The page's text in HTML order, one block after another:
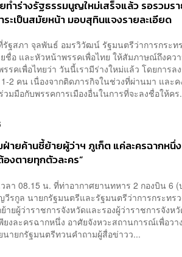
ทำร่างรัฐธรรมนูญใหม่เสร็จแล้ว รอรวมร
ระเป็นสมัยหน้า มอบสุทินแจงรายละเอียด
ฐสภา จุลพันธ์ อมรวิวัฒน์ รัฐมนตรีว่าการกระท
ชื่อ และหัวหน้าพรรคเพื่อไทย ให้สัมภาษณ์ถึงคว
รคเพื่อไทยว่า วันนี้เรามีร่างใหม่แล้ว โดยการล
2 คน เนื่องจากติดภารกิจในช่วงที่ผ่านมา และค
มมือกับพรรคการเมืองอื่นในการที่จะลงชื่อให้คร
ายค้านชี้ย้ายผู้ว่าฯ ภูเก็ต แค่ละครฉากหนึ่
งตายทุกตัวละคร”
ลา 08.15 น. ที่ท่าอากาศยานทหาร 2 กองบิน 6 (
รกูล นายกรัฐมนตรีและรัฐมนตรีว่าการกระทร
ายผู้ว่าราชการจังหวัดและรองผู้ว่าราชการจังห
ยงละครฉากหนึ่ง อาศัยจังหวะสถานการณ์เพื่อวา
ายกรัฐมนตรีทวนคำถามผู้สื่อข่าวว...